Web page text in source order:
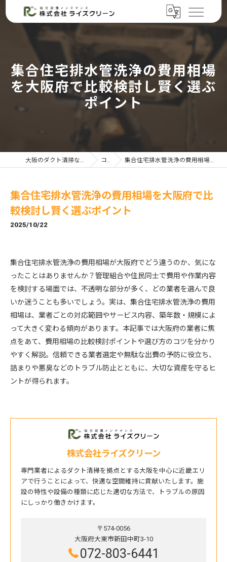
集合住宅排水管洗浄の費用相場
を大阪府で比較検討し賢く選ぶ
ポイント
大阪のダクト清掃なら株式会社ライズクリーン コラム 集合住宅排水管洗浄の費用相場を大阪府で比較検討し賢く選ぶポイント
集合住宅排水管洗浄の費用相場を大阪府で比
較検討し賢く選ぶポイント
2025/10/22
集合住宅排水管洗浄の費用相場が大阪府でどう違うのか、気にな
ったことはありませんか？管理組合や住民同士で費用や作業内容
を検討する場面では、不透明な部分が多く、どの業者を選んで良
いか迷うことも多いでしょう。実は、集合住宅排水管洗浄の費用
相場は、業者ごとの対応範囲やサービス内容、築年数・規模によ
って大きく変わる傾向があります。本記事では大阪府の業者に焦
点をあて、費用相場の比較検討ポイントや選び方のコツを分かり
やすく解説。信頼できる業者選定や無駄な出費の予防に役立ち、
詰まりや悪臭などのトラブル防止とともに、大切な資産を守るヒ
ントが得られます。
株式会社ライズクリーン
専門業者によるダクト清掃を拠点とする大阪を中心に近畿エリ
アで行うことによって、快適な空間維持に貢献いたします。施
設の特性や設備の種類に応じた適切な方法で、トラブルの原因
にしっかり働きかけます。
〒574-0056
大阪府大東市新田中町3-10
072-803-6441